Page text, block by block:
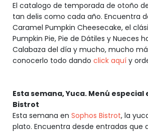
El catalogo de temporada de otoño
tan delis como cada año. Encuentra
Caramel Pumpkin Cheesecake, el
Pumpkin Pie, Pie de Dátiles y Nueces
Calabaza del día y mucho, mucho
conocerlo todo dando click aquí y
Esta semana, Yuca. Menú especial
Bistrot
Esta semana en Sophos Bistrot, la
plato. Encuentra desde entradas que